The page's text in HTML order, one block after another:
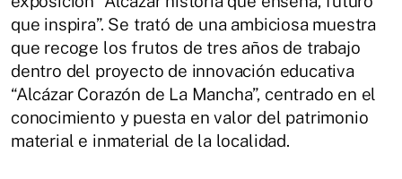
que inspira”. Se trató de una ambiciosa muestra
que recoge los frutos de tres años de trabajo
dentro del proyecto de innovación educativa
“Alcázar Corazón de La Mancha”, centrado en el
conocimiento y puesta en valor del patrimonio
material e inmaterial de la localidad.